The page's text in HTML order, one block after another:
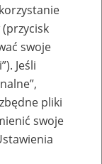
50+
swoje
Jeśli
pliki
swoje